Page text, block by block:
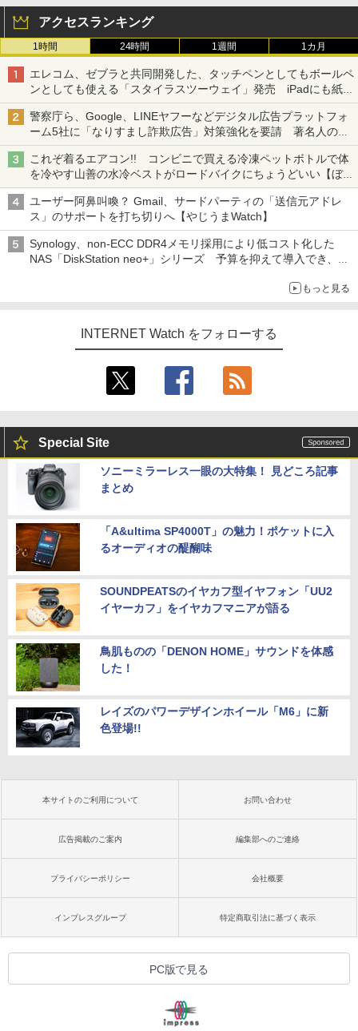
アクセスランキング
1時間 24時間 1週間 1カ月
エレコム、ゼブラと共同開発した、タッチペンとしてもボールペ
ンとしても使える「スタイラスツーウェイ」発売 iPadにも紙に
も、持ち替えずに書き込める
警察庁ら、Google、LINEヤフーなどデジタル広告プラットフォ
ーム5社に「なりすまし詐欺広告」対策強化を要請 著名人の写
真や映像を使った投資詐欺などへの対策として
これぞ着るエアコン!! コンビニで買える冷凍ペットボトルで体
を冷やす山善の水冷ベストがロードバイクにちょうどいい【ぼっ
ち・ざ・ろーど！その14】【空いた時間でなにしてる？】
ユーザー阿鼻叫喚？ Gmail、サードパーティの「送信元アドレ
ス」のサポートを打ち切りへ【やじうまWatch】
Synology、non-ECC DDR4メモリ採用により低コスト化した
NAS「DiskStation neo+」シリーズ 予算を抑えて導入でき、
もっと見る
INTERNET Watch をフォローする
Special Site
ソニーミラーレス一眼の大特集！ 見どころ記事
まとめ
「A&ultima SP4000T」の魅力！ポケットに入
るオーディオの醍醐味
SOUNDPEATSのイヤカフ型イヤフォン「UU2
イヤーカフ」をイヤカフマニアが語る
鳥肌ものの「DENON HOME」サウンドを体感
した！
レイズのパワーデザインホイール「M6」に新
色登場!!
本サイトのご利用について お問い合わせ
広告掲載のご案内 編集部へのご連絡
プライバシーポリシー 会社概要
インプレスグループ 特定商取引法に基づく表示
PC版で見る